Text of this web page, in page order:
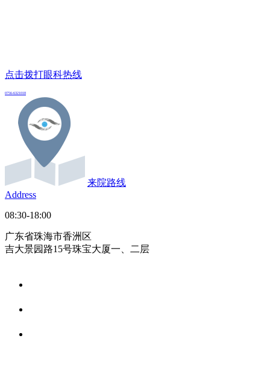
点击拨打眼科热线
0756-6321018
来院路线
Address
08:30-18:00
广东省珠海市香洲区
吉大景园路15号珠宝大厦一、二层